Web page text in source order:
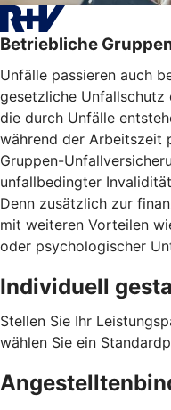
Betriebliche
Unfälle passieren auch
gesetzliche Unfallschutz
die durch Unfälle
während der Arbeitszeit
Gruppen-
unfallbedingter
Denn zusätzlich zur
mit weiteren Vorteilen
oder psychologischer
Individuell
Stellen Sie Ihr
wählen Sie ein